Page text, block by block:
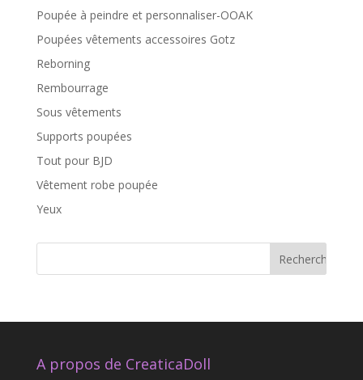
Poupée à peindre et personnaliser-OOAK
Poupées vêtements accessoires Gotz
Reborning
Rembourrage
Sous vêtements
Supports poupées
Tout pour BJD
Vêtement robe poupée
Yeux
A propos de CreaticaDoll